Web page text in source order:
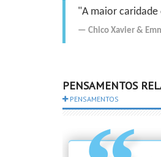
"A maior caridade
Chico Xavier &
PENSAMENTOS
PENSAMENTOS